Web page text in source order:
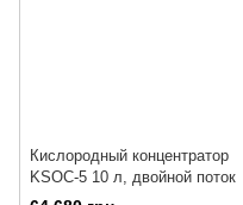
Кислородный концентратор
KSOC-5 10 л, двойной поток